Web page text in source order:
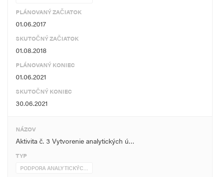
PLÁNOVANÝ ZAČIATOK
01.06.2017
SKUTOČNÝ ZAČIATOK
01.08.2018
PLÁNOVANÝ KONIEC
01.06.2021
SKUTOČNÝ KONIEC
30.06.2021
NÁZOV
Aktivita č. 3 Vytvorenie analytických ú…
TYP
PODPORA ANALYTICKÝC…